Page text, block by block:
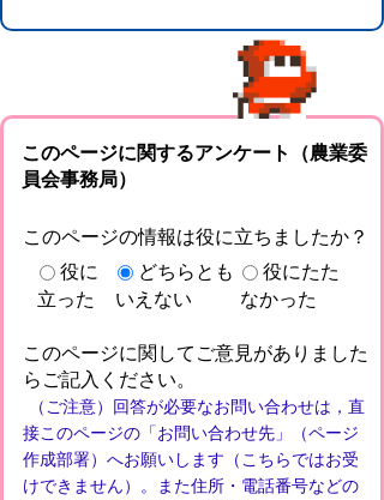
このページに関するアンケート（農業委
員会事務局）
このページの情報は役に立ちましたか？
役に
立った
どちらとも
いえない
役にたた
なかった
このページに関してご意見がありました
らご記入ください。
（ご注意）回答が必要なお問い合わせは，直
接このページの「お問い合わせ先」（ページ
作成部署）へお願いします（こちらではお受
けできません）。また住所・電話番号などの